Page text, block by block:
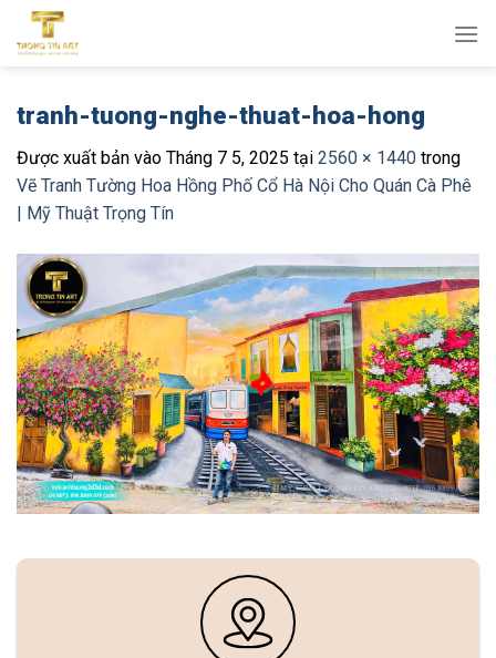
qua
tranh-tuong-nghe-thuat-hoa-hong
Được xuất bản vào Tháng 7 5, 2025 tại 2560 × 1440 trong
Vẽ Tranh Tường Hoa Hồng Phố Cổ Hà Nội Cho Quán Cà Phê
| Mỹ Thuật Trọng Tín